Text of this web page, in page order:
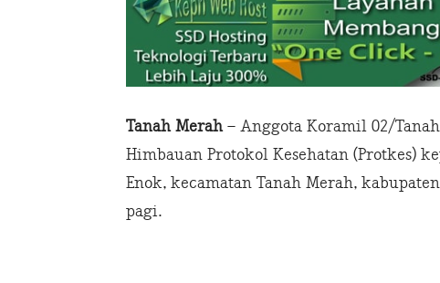
Tanah Merah– Anggota Koramil 02/
Himbauan Protokol Kesehatan (Protkes)
Enok, kecamatan Tanah Merah,
pagi.